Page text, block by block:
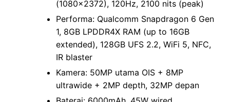
(1080×2372), 120Hz, 2100 nits (peak)
Performa: Qualcomm Snapdragon 6 Gen
1, 8GB LPDDR4X RAM (up to 16GB
extended), 128GB UFS 2.2, WiFi 5, NFC,
IR blaster
Kamera: 50MP utama OIS + 8MP
ultrawide + 2MP depth, 32MP depan